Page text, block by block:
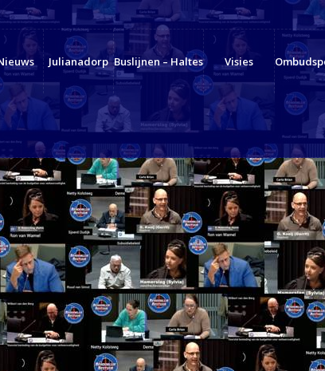
Julianadorp Buslijnen – Haltes Visies